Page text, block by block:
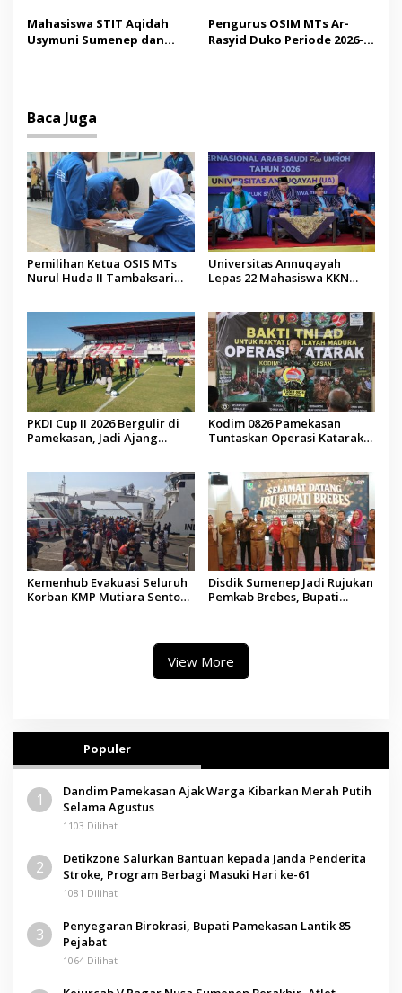
Operator Diaudit
Pendidikan Berbasis
Budaya
Mahasiswa STIT Aqidah
Usymuni Sumenep dan
Pengurus OSIM MTs Ar-
Rasyid Duko Periode 2026-
Baca Juga
Pemilihan Ketua OSIS MTs
Nurul Huda II Tambaksari
Universitas Annuqayah
Lepas 22 Mahasiswa KKN
PKDI Cup II 2026 Bergulir di
Pamekasan, Jadi Ajang
Kodim 0826 Pamekasan
Tuntaskan Operasi Katarak
Kemenhub Evakuasi Seluruh
Korban KMP Mutiara Sentosa
Disdik Sumenep Jadi Rujukan
Pemkab Brebes, Bupati
View More
Populer
1
Dandim Pamekasan Ajak Warga Kibarkan Merah Putih
Selama Agustus
1103 Dilihat
2
Detikzone Salurkan Bantuan kepada Janda Penderita
Stroke, Program Berbagi Masuki Hari ke-61
1081 Dilihat
3
Penyegaran Birokrasi, Bupati Pamekasan Lantik 85
Pejabat
1064 Dilihat